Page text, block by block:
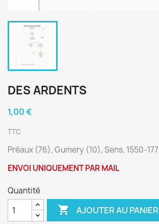
DES ARDENTS
1,00 €
TTC
Préaux (76), Gumery (10), Sens, 1550-
ENVOI UNIQUEMENT PAR MAIL
Quantité
 AJOUTER AU PANIER